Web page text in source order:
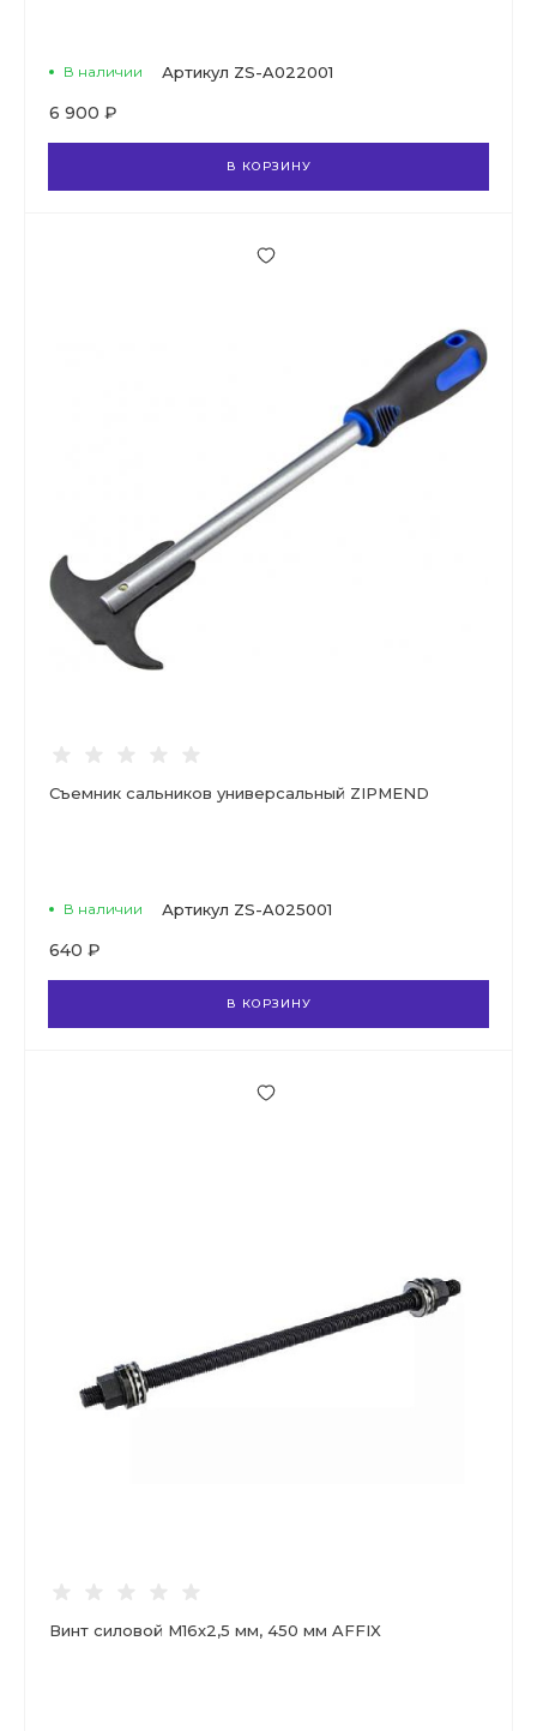
В наличии Артикул ZS-A022001
6 900 ₽
В КОРЗИНУ
Съемник сальников универсальный ZIPMEND
В наличии Артикул ZS-A025001
640 ₽
В КОРЗИНУ
Винт силовой М16х2,5 мм, 450 мм AFFIX